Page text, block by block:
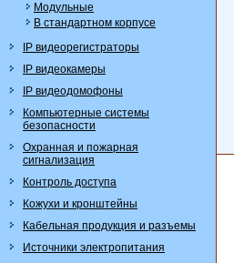
Модульные
В стандартном корпусе
IP видеорегистраторы
IP видеокамеры
IP видеодомофоны
Компьютерные системы
безопасности
Охранная и пожарная
сигнализация
Контроль доступа
Кожухи и кронштейны
Кабельная продукция и разъемы
Источники электропитания